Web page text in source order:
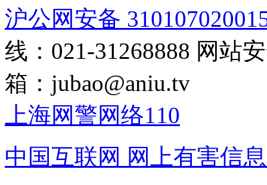
沪公网安备
线：021-31268888 网站
箱： jubao@aniu.tv
上海网警网络110
中国互联网 网上有害信